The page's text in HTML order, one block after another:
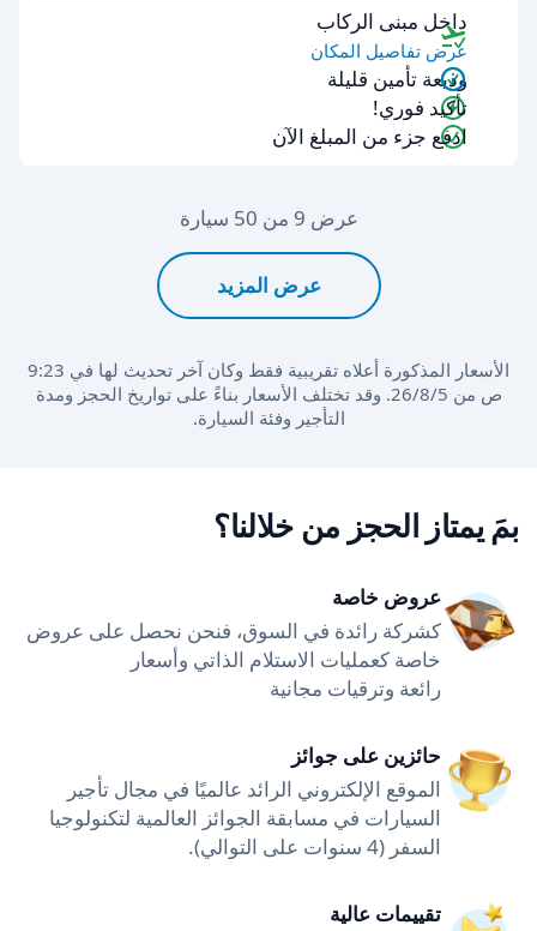
داخل مبنى الركاب
عرض تفاصيل المكان
وديعة تأمين قليلة
تأكيد فوري!
ادفع جزء من المبلغ الآن
عرض 9 من 50 سيارة
عرض المزيد
الأسعار المذكورة أعلاه تقريبية فقط وكان آخر تحديث لها في 9:23
ص من 5‏/8‏/26. وقد تختلف الأسعار بناءً على تواريخ الحجز ومدة
التأجير وفئة السيارة.
بمَ يمتاز الحجز من خلالنا؟
عروض خاصة
كشركة رائدة في السوق، فنحن نحصل على عروض
خاصة كعمليات الاستلام الذاتي وأسعار
رائعة وترقيات مجانية
حائزين على جوائز
الموقع الإلكتروني الرائد عالميًا في مجال تأجير
السيارات في مسابقة الجوائز العالمية لتكنولوجيا
السفر (4 سنوات على التوالي).
تقييمات عالية